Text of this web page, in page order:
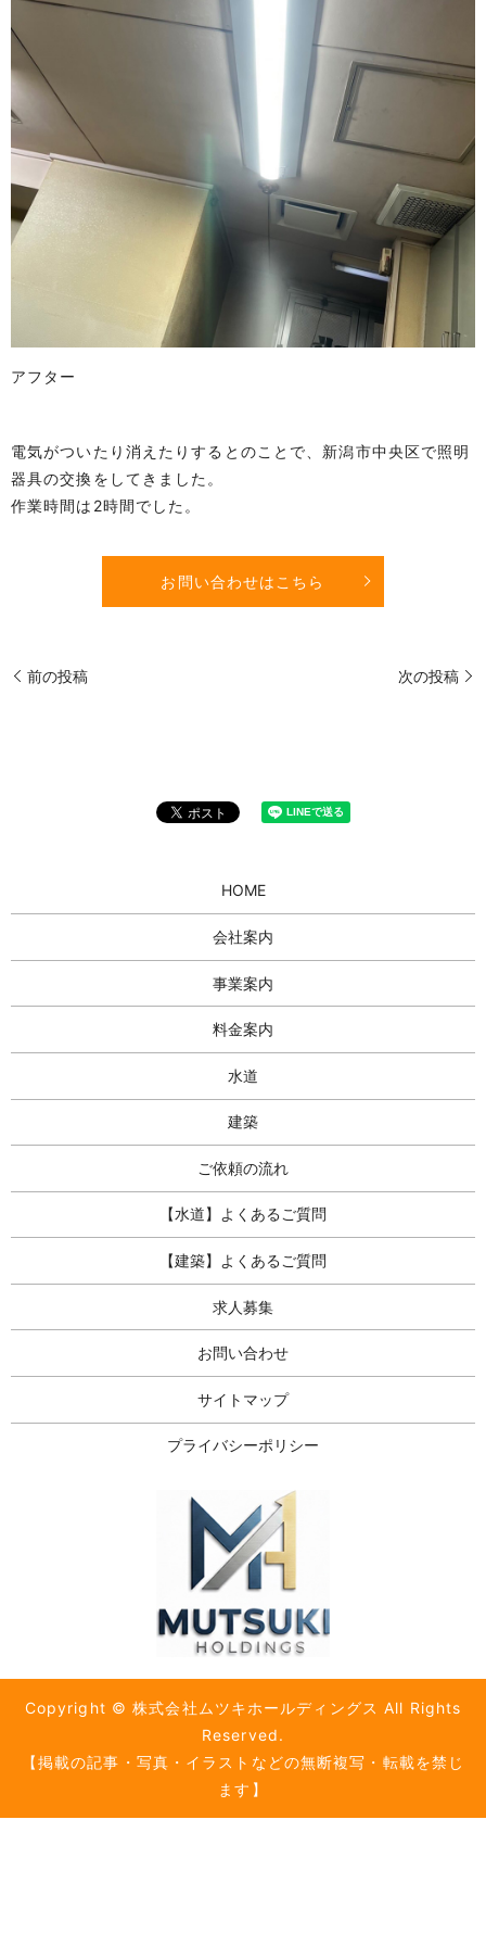
アフター
電気がついたり消えたりするとのことで、新潟市中央区で照明
器具の交換をしてきました。
作業時間は2時間でした。
お問い合わせはこちら
前の投稿 次の投稿
HOME
会社案内
事業案内
料金案内
水道
建築
ご依頼の流れ
【水道】よくあるご質問
【建築】よくあるご質問
求人募集
お問い合わせ
サイトマップ
プライバシーポリシー
Copyright © 株式会社ムツキホールディングス All Rights
Reserved.
【掲載の記事・写真・イラストなどの無断複写・転載を禁じ
ます】